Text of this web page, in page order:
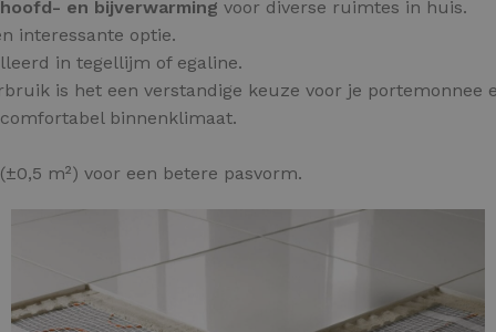
hoofd- en bijverwarming voor diverse ruimtes in huis.
interessante optie.
in tegellijm of egaline.
is het een verstandige keuze voor je portemonnee
binnenklimaat.
m²) voor een betere pasvorm.